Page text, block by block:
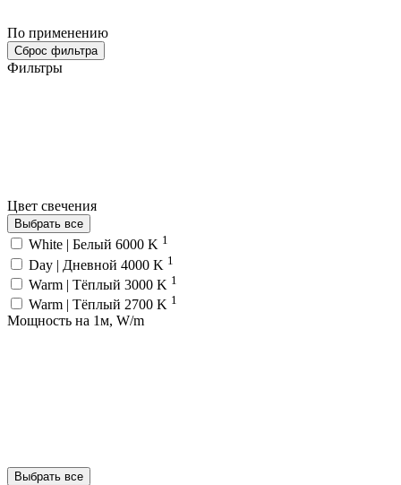
По применению
Сброс фильтра
Фильтры
Цвет свечения
Выбрать все
White | Белый 6000 K 1
Day | Дневной 4000 K 1
Warm | Тёплый 3000 K 1
Warm | Тёплый 2700 K 1
Мощность на 1м, W/m
Выбрать все